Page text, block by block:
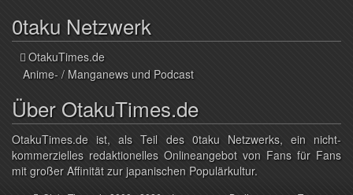
0taku Netzwerk
OtakuTimes.de
Anime- / Manganews und Podcast
Über OtakuTimes.de
OtakuTimes.de ist, als Teil des 0taku Netzwerks, ein nicht-
kommerzielles redaktionelles Onlineangebot von Fans für Fans
mit großer Affinität zur japanischen Populärkultur.